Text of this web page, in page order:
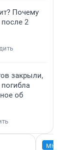
Почему
после 2
закрыли,
об